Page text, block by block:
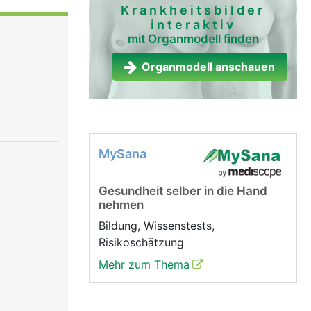
in
wird
sehr
Krankheitsbilder
interaktiv
mit Organmodell finden
Organmodell anschauen
MySana
Gesundheit selber in die Hand
nehmen
Bildung, Wissenstests,
Risikoschätzung
Mehr zum Thema